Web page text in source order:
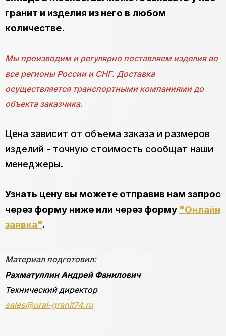
гранит и изделия из него в любом
количестве.
Мы производим и регулярно поставляем изделия во
все регионы России и СНГ. Доставка
осуществляется транспортными компаниями до
объекта заказчика.
Цена зависит от объема заказа и размеров
изделий - точную стоимость сообщат наши
менеджеры.
Узнать цену вы можете отправив нам запрос
через форму ниже или через форму "Онлайн
заявка".
Материал подготовил:
Рахматуллин Андрей Фанилович
Технический директор
sales@ural-granit74.ru